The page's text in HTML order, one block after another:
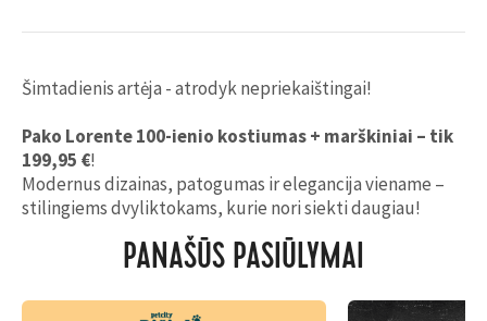
Šimtadienis artėja - atrodyk nepriekaištingai!
Pako Lorente 100-ienio kostiumas + marškiniai – tik
199,95 €!
Modernus dizainas, patogumas ir elegancija viename –
stilingiems dvyliktokams, kurie nori siekti daugiau!
PANAŠŪS PASIŪLYMAI